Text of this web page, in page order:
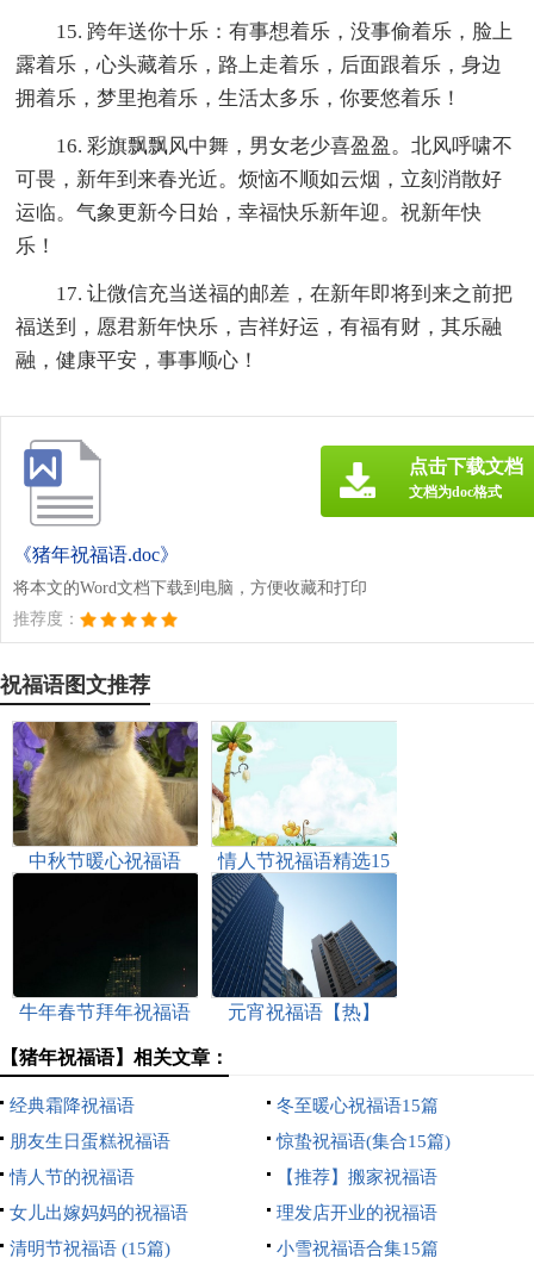
15. 跨年送你十乐：有事想着乐，没事偷着乐，脸上
露着乐，心头藏着乐，路上走着乐，后面跟着乐，身边
拥着乐，梦里抱着乐，生活太多乐，你要悠着乐！
16. 彩旗飘飘风中舞，男女老少喜盈盈。北风呼啸不
可畏，新年到来春光近。烦恼不顺如云烟，立刻消散好
运临。气象更新今日始，幸福快乐新年迎。祝新年快
乐！
17. 让微信充当送福的邮差，在新年即将到来之前把
福送到，愿君新年快乐，吉祥好运，有福有财，其乐融
融，健康平安，事事顺心！
《猪年祝福语.doc》
将本文的Word文档下载到电脑，方便收藏和打印
推荐度：
点击下载文档
文档为doc格式
祝福语图文推荐
中秋节暖心祝福语
情人节祝福语精选15
牛年春节拜年祝福语
元宵祝福语【热】
【猪年祝福语】相关文章：
经典霜降祝福语
冬至暖心祝福语15篇
朋友生日蛋糕祝福语
惊蛰祝福语(集合15篇)
情人节的祝福语
【推荐】搬家祝福语
女儿出嫁妈妈的祝福语
理发店开业的祝福语
清明节祝福语 (15篇)
小雪祝福语合集15篇